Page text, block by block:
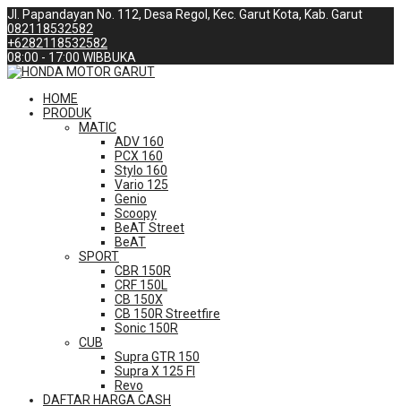
Jl. Papandayan No. 112, Desa Regol, Kec. Garut Kota, Kab. Garut
082118532582
+6282118532582
08:00 - 17:00 WIBBUKA
HOME
PRODUK
MATIC
ADV 160
PCX 160
Stylo 160
Vario 125
Genio
Scoopy
BeAT Street
BeAT
SPORT
CBR 150R
CRF 150L
CB 150X
CB 150R Streetfire
Sonic 150R
CUB
Supra GTR 150
Supra X 125 FI
Revo
DAFTAR HARGA CASH